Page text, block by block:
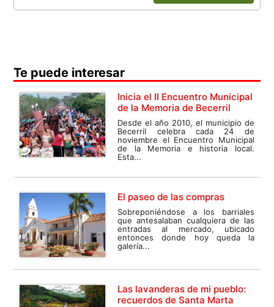
Te puede interesar
Inicia el II Encuentro Municipal
de la Memoria de Becerril
Desde el año 2010, el municipio de
Becerril celebra cada 24 de
noviembre el Encuentro Municipal
de la Memoria e historia local.
Esta...
El paseo de las compras
Sobreponiéndose a los barriales
que antesalaban cualquiera de las
entradas al mercado, ubicado
entonces donde hoy queda la
galería...
Las lavanderas de mi pueblo:
recuerdos de Santa Marta